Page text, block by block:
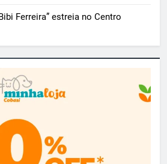
Ferreira” estreia no Centro